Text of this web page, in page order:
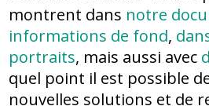
montrent dans notre
informations de fond,
portraits, mais aussi avec
quel point il est possible
nouvelles solutions et de